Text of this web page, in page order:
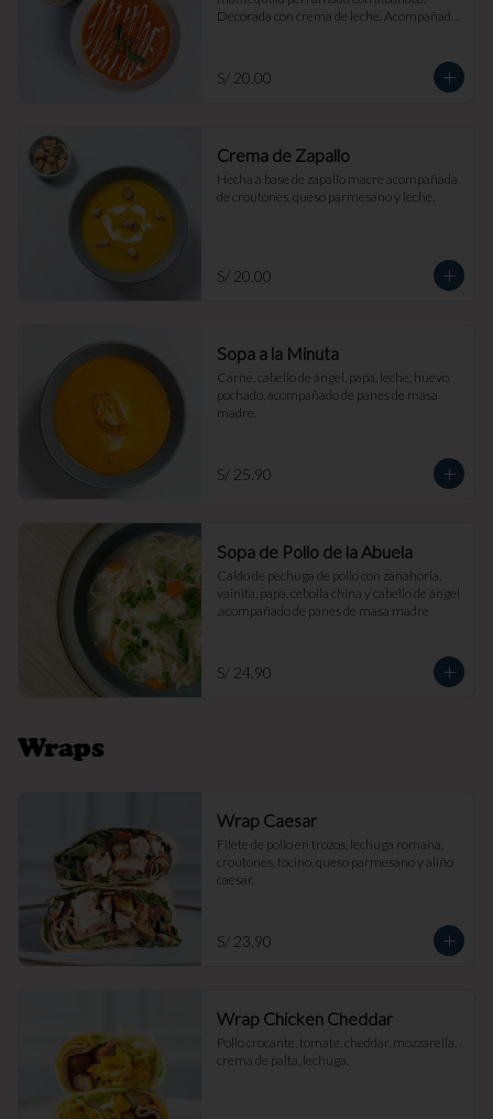
Decorada con crema de leche. Acompañada
S/ 20.00
Crema de Zapallo
Hecha a base de zapallo macre acompañada
de croutones, queso parmesano y leche.
S/ 20.00
Sopa a la Minuta
Carne, cabello de ángel, papa, leche, huevo
pochado, acompañado de panes de masa
madre.
S/ 25.90
Sopa de Pollo de la Abuela
Caldo de pechuga de pollo con zanahoria,
vainita, papa, cebolla china y cabello de ángel
.acompañado de panes de masa madre
S/ 24.90
Wraps
Wrap Caesar
Filete de pollo en trozos, lechuga romana,
croutones, tocino, queso parmesano y aliño
caesar.
S/ 23.90
Wrap Chicken Cheddar
Pollo crocante, tomate, cheddar, mozzarella,
crema de palta, lechuga.